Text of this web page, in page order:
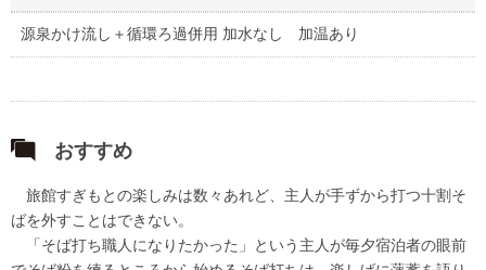
源泉かけ流し＋循環ろ過併用 加水なし 加温あり
おすすめ
旅館すぎもとの楽しみは数々あれど、主人が手ずから打つ十割そ
ばを外すことはできない。
「そば打ち職人になりたかった」という主人が毎夕宿泊者の眼前